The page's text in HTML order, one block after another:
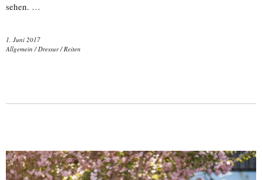
sehen. …
1. Juni 2017
Allgemein /Dressur/Reiten